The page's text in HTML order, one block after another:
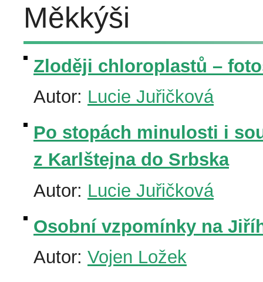
Měkkýši
Zloději chloroplastů –
Autor: Lucie Juřičková
Po stopách minulosti i
z Karlštejna do Srbska
Autor: Lucie Juřičková
Osobní vzpomínky na
Autor: Vojen Ložek